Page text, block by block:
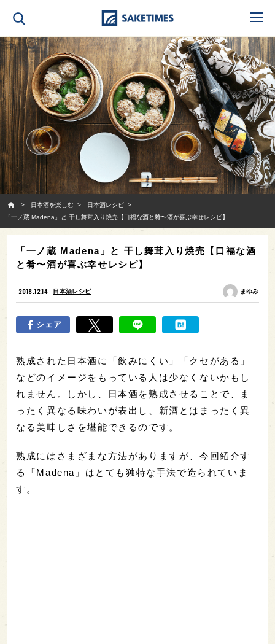
日本酒を楽しむ
日本酒レシピ
「一ノ蔵 Madena」と 干し舞茸入り焼売【口福な酒と肴〜酒が喜ぶ幸せレシピ】
「一ノ蔵 Madena」と 干し舞茸入り焼売【口福な酒
と肴〜酒が喜ぶ幸せレシピ】
2018.12.14 日本酒レシピ まゆみ
シェア
熟成された日本酒に「飲みにくい」「クセがある」
などのイメージをもっている人は少なくないかもし
れません。しかし、日本酒を熟成させることで、ま
ったく異なる味わいが表出し、新酒とはまったく異
なる美味しさを堪能できるのです。
熟成にはさまざまな方法がありますが、今回紹介す
る「Madena」はとても独特な手法で造られていま
す。